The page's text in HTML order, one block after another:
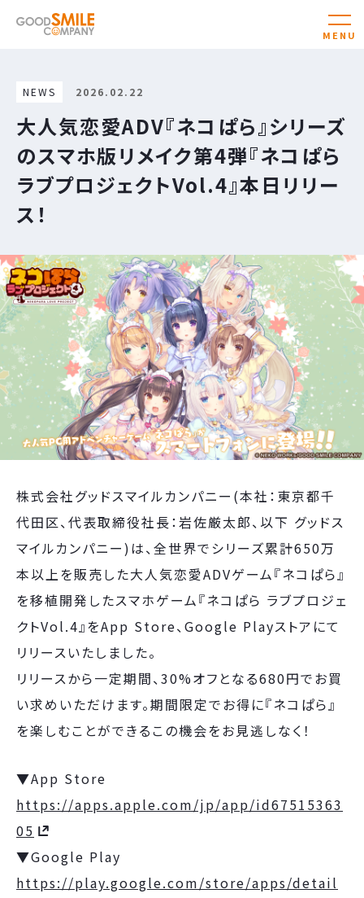
NEWS 2026.02.22
大人気恋愛ADV『ネコぱら』シリーズ
のスマホ版リメイク第4弾『ネコぱら
ラブプロジェクトVol.4』本日リリー
ス！
株式会社グッドスマイルカンパニー(本社：東京都千
代田区、代表取締役社長：岩佐厳太郎、以下 グッドス
マイルカンパニー)は、全世界でシリーズ累計650万
本以上を販売した大人気恋愛ADVゲーム『ネコぱら』
を移植開発したスマホゲーム『ネコぱら ラブプロジェ
クトVol.4』をApp Store、Google Playストアにて
リリースいたしました。
リリースから一定期間、30%オフとなる680円でお買
い求めいただけます。期間限定でお得に『ネコぱら』
を楽しむことができるこの機会をお見逃しなく！
▼App Store
https://apps.apple.com/jp/app/id67515363
05
▼Google Play
https://play.google.com/store/apps/detail